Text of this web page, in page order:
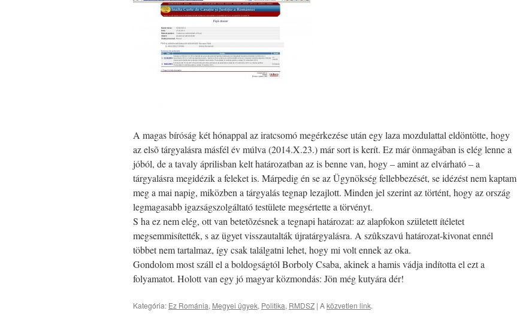
A magas bíróság két hónappal az iratcsomó megérkezése után egy laza mozdulattal eldöntötte, hogy
az elsõ tárgyalásra másfél év múlva (2014.X.23.) már sort is kerít. Ez már önmagában is elég lenne a
jóból, de a tavaly áprilisban kelt határozatban az is benne van, hogy – amint az elvárható – a
tárgyalásra megidézik a feleket is. Márpedig én se az Ügynökség fellebbezését, se idézést nem kaptam
meg a mai napig, miközben a tárgyalás tegnap lezajlott. Minden jel szerint az történt, hogy az ország
legmagasabb igazságszolgáltató testülete megsértette a törvényt.
S ha ez nem elég, ott van betetõzésnek a tegnapi határozat: az alapfokon született ítéletet
megsemmisítették, s az ügyet visszautalták újratárgyalásra. A szûkszavú határozat-kivonat ennél
többet nem tartalmaz, így csak találgatni lehet, hogy mi volt ennek az oka.
Gondolom most száll el a boldogságtól Borboly Csaba, akinek a hamis vádja indította el ezt a
folyamatot. Holott van egy jó magyar közmondás: Jön még kutyára dér!
Kategória: Ez Románia, Megyei ügyek, Politika, RMDSZ | Aközvetlen link.